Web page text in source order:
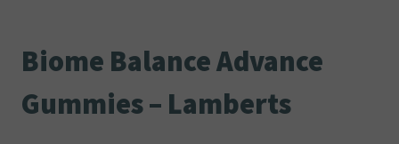
Biome Balance Advance
Gummies – Lamberts